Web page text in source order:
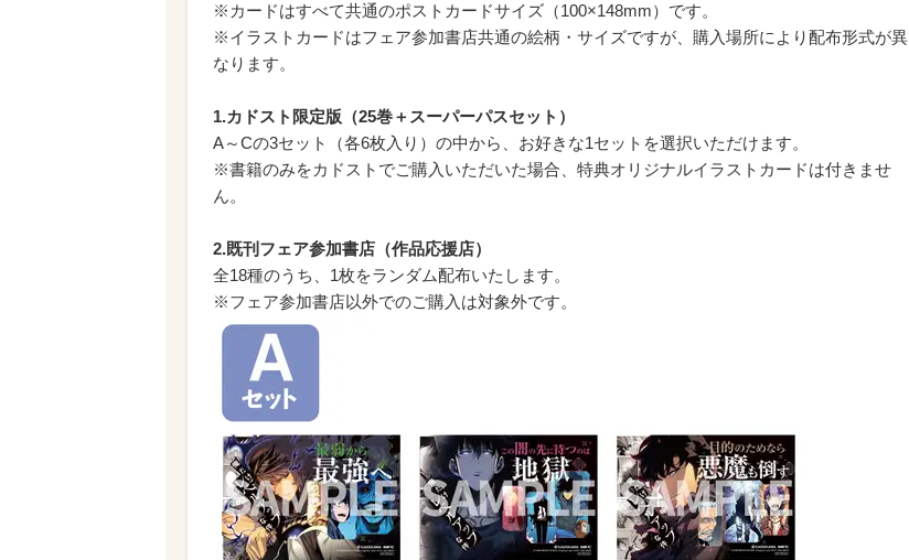
※カードはすべて共通のポストカードサイズ（100×148mm）です。
※イラストカードはフェア参加書店共通の絵柄・サイズですが、購入場所により配布形式が異
なります。
1.カドスト限定版（25巻＋スーパーパスセット）
A～Cの3セット（各6枚入り）の中から、お好きな1セットを選択いただけます。
※書籍のみをカドストでご購入いただいた場合、特典オリジナルイラストカードは付きませ
ん。
2.既刊フェア参加書店（作品応援店）
全18種のうち、1枚をランダム配布いたします。
※フェア参加書店以外でのご購入は対象外です。